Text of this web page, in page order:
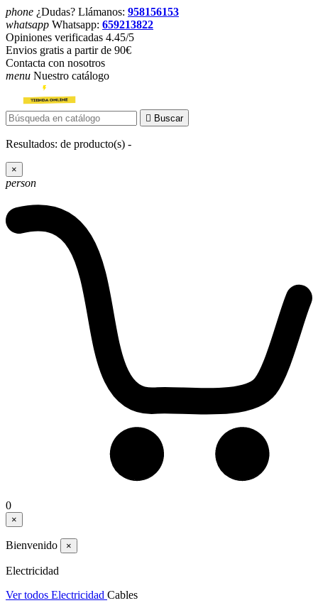
phone ¿Dudas? Llámanos: 958156153
whatsapp Whatsapp: 659213822
Opiniones verificadas 4.45/5
Envios gratis a partir de 90€
Contacta con nosotros
menu Nuestro catálogo
 Buscar
Resultados: de producto(s) -
×
person
0
×
Bienvenido ×
Electricidad
Ver todos Electricidad Cables